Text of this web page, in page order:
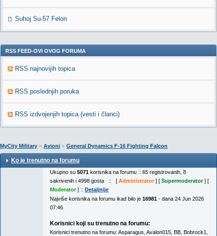
Suhoj Su-57 Felon
RSS FEED-OVI OVOG FORUMA
RSS najnovijih topica
RSS poslednjih poruka
RSS izdvojenjih topica (vesti i članci)
MyCity Military » Avioni » General Dynamics F-16 Fighting Falcon
Ko je trenutno na forumu
Ukupno su 5071 korisnika na forumu :: 65 registrovanih, 8
sakrivenih i 4998 gosta :: [ Administrator] [ Supermoderator] [
Moderator] :: Detaljnije
Najviše korisnika na forumu ikad bilo je 16981 - dana 24 Jun 2026
07:46
Korisnici koji su trenutno na forumu:
Korisnici trenutno na forumu: Asparagus Avalon015 BB Bobrock1